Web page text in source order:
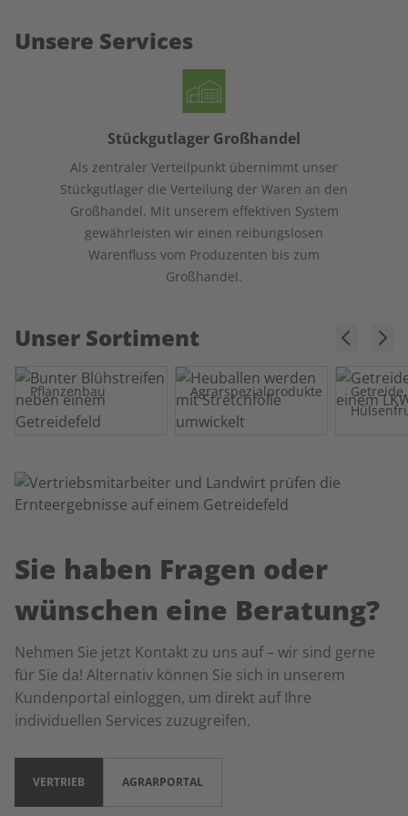
Unsere Services
Stückgutlager Großhandel
Als zentraler Verteilpunkt übernimmt unser
Stückgutlager die Verteilung der Waren an den
Großhandel. Mit unserem effektiven System
gewährleisten wir einen reibungslosen
Warenfluss vom Produzenten bis zum
Großhandel.
Unser Sortiment
Pflanzenbau Agrarspezialprodukte
Sie haben Fragen oder
wünschen eine Beratung?
Nehmen Sie jetzt Kontakt zu uns auf – wir sind gerne
für Sie da! Alternativ können Sie sich in unserem
Kundenportal einloggen, um direkt auf Ihre
individuellen Services zuzugreifen.
VERTRIEB AGRARPORTAL